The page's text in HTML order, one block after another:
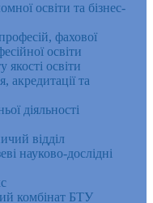
освіти та бізнес-
фахової
освіти
освіти
акредитації та
діяльності
відділ
науково-дослідні
комбінат БТУ